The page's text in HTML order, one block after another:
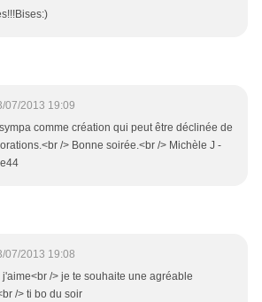
07/2013 19:09
comme création qui peut être déclinée de
/> Bonne soirée.<br /> Michèle J -
07/2013 19:08
/> je te souhaite une agréable
/> ti bo du soir